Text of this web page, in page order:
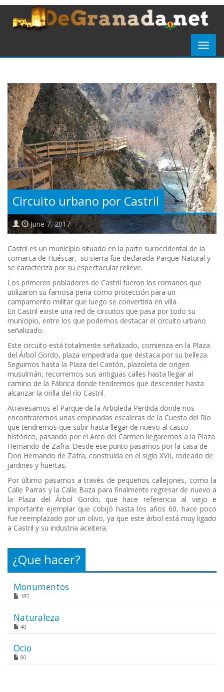
Circuito urbano por Castril
June 7, 2017
Castril es un municipio situado en la parte suroccidental de la
comarca de Huéscar, su sierra fue declarada Parque Natural y
se caracteriza por su espectacular relieve.
Los primeros pobladores de Castril fueron los romanos que
utilizaron su famosa peña como protección para un
campamento militar que luego se convertiría en villa.
En Castril existe una red de circuitos que pasa por todo su
municipio, entre los que podemos destacar el circuito urbano
señalizado.
Este circuito está totalmente señalizado, comienza en la Plaza
del Árbol Gordo, plaza empedrada que destaca por su belleza.
Seguimos hasta la Plaza del Cantón, plazoleta de origen
musulmán, recorremos sus antiguas calles hasta llegar al
camino de la Fábrica donde tendremos que descender hasta
alcanzar la orilla del río Castril.
Atravesamos el Parque de la Arboleda Perdida donde nos
encontraremos unas empinadas escaleras de la Cuesta del Río
que tendremos que subir hasta llegar de nuevo al casco
histórico, pasando por el Arco del Carmen llegaremos a la Plaza
Hernando de Zafra. Desde ese punto pasamos por la casa de
Don Hernando de Zafra, construida en el siglo XVII, rodeado de
jardines y huertas.
Por último pasamos a través de pequeños callejones, como la
Calle Parras y la Calle Baza para finalmente regresar de nuevo a
la Plaza del Árbol Gordo, que hace referencia al viejo e
importante ejemplar que cobijó hasta los años 60, hace poco
fue reemplazado por un olivo, ya que este árbol está muy ligado
a Castril y su industria aceitera.
¿Que hacer?
Monumentos
185
Naturaleza
40
Ocio
80